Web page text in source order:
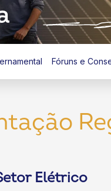
Fóruns e
Elétrico